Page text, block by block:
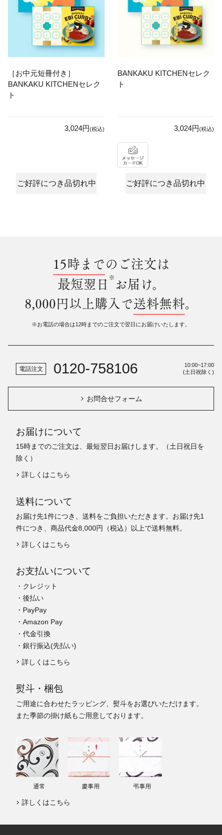
［お中元短冊付き］
BANKAKU KITCHENセレク
ト
3,024円(税込)
ご好評につき品切れ中
BANKAKU KITCHENセレク
ト
3,024円(税込)
ご好評につき品切れ中
15時までのご注文は
最短翌日 ※ お届け。
8,000円以上購入で送料無料。
※お電話の場合は12時までのご注文で翌日にお届けいたします。
電話注文 0120-758106
10:00~17:00
(土日祝除く)
お問合せフォーム
お届けについて
15時までのご注文は、最短翌日お届けします。（土日祝日を
除く）
詳しくはこちら
送料について
お届け先1件につき、送料をご負担いただきます。お届け先1
件につき、商品代金8,000円（税込）以上で送料無料。
詳しくはこちら
お支払いについて
・クレジット
・後払い
・PayPay
・Amazon Pay
・代金引換
・銀行振込(先払い)
詳しくはこちら
熨斗・梱包
ご用途に合わせたラッピング、熨斗をお選びいただけます。
また季節の掛け紙もご用意しております。
通常 慶事用 弔事用
詳しくはこちら